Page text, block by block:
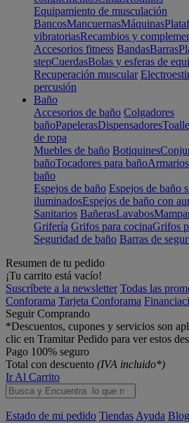
Equipamiento de musculación
BancosMancuernasMáquinas
vibratoriasRecambios y
Accesorios fitness BandasBarras
stepCuerdasBolas y esferas de
Recuperación muscular
percusión
Baño
Accesorios de baño Colgadores
bañoPapelerasDispensadores
de ropa
Muebles de baño Botiquines
bañoTocadores para baño
baño
Espejos de baño Espejos de baño
iluminadosEspejos de baño con
Sanitarios BañerasLavabos
Grifería Grifos para cocinaGrifos
Seguridad de baño Barras de
Resumen de tu pedido
¡Tu carrito está vacío!
Suscríbete a la newsletter Todas las
Conforama Tarjeta Conforama
Seguir Comprando
*Descuentos, cupones y servicios son
clic en Tramitar Pedido para ver estos
Pago 100% seguro
Total con descuento (IVA incluido*)
Ir Al Carrito
Estado de mi pedido Tiendas Ayuda Blog